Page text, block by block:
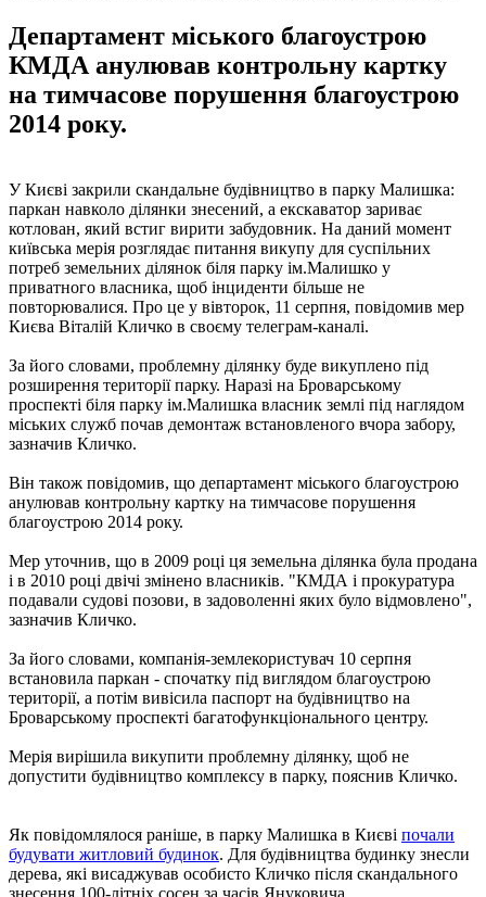
Департамент міського благоустрою
КМДА анулював контрольну картку
на тимчасове порушення благоустрою
2014 року.
У Києві закрили скандальне будівництво в парку Малишка:
паркан навколо ділянки знесений, а екскаватор зариває
котлован, який встиг вирити забудовник. На даний момент
київська мерія розглядає питання викупу для суспільних
потреб земельних ділянок біля парку ім.Малишко у
приватного власника, щоб інциденти більше не
повторювалися. Про це у вівторок, 11 серпня, повідомив мер
Києва Віталій Кличко в своєму телеграм-каналі.
За його словами, проблемну ділянку буде викуплено під
розширення території парку. Наразі на Броварському
проспекті біля парку ім.Малишка власник землі під наглядом
міських служб почав демонтаж встановленого вчора забору,
зазначив Кличко.
Він також повідомив, що департамент міського благоустрою
анулював контрольну картку на тимчасове порушення
благоустрою 2014 року.
Мер уточнив, що в 2009 році ця земельна ділянка була продана
і в 2010 році двічі змінено власників. "КМДА і прокуратура
подавали судові позови, в задоволенні яких було відмовлено",
зазначив Кличко.
За його словами, компанія-землекористувач 10 серпня
встановила паркан - спочатку під виглядом благоустрою
території, а потім вивісила паспорт на будівництво на
Броварському проспекті багатофункціонального центру.
Мерія вирішила викупити проблемну ділянку, щоб не
допустити будівництво комплексу в парку, пояснив Кличко.
Як повідомлялося раніше, в парку Малишка в Києві почали
будувати житловий будинок. Для будівництва будинку знесли
дерева, які висаджував особисто Кличко після скандального
знесення 100-літніх сосен за часів Януковича.